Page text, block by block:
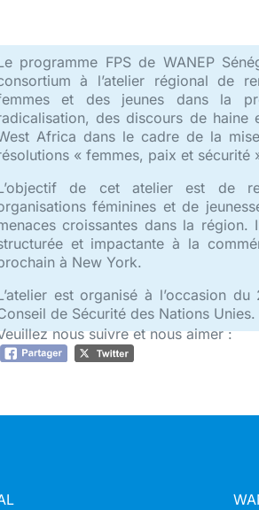
programme FPS de WANEP
à l’atelier régional de
et des jeunes dans la
des discours de
Africa dans le cadre de la
« femmes, paix et sécurité
de cet atelier est de
féminines et de
croissantes dans la région.
et impactante à la
à New York.
est organisé à l’occasion
de Sécurité des Nations Unies.
nous suivre et nous aimer :